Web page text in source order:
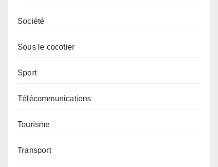
Société
Sous le cocotier
Sport
Télécommunications
Tourisme
Transport